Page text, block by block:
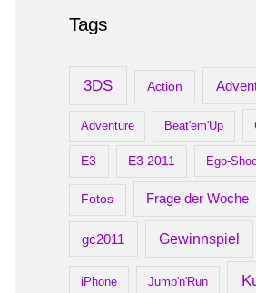
Tags
3DS Action
Adventure Beat'em'Up
E3 E3 2011 Ego-
Fotos Frage der Woche
gc2011 Gewinnspiel
iPhone Jump'n'Run